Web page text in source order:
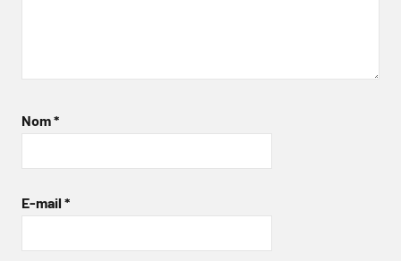
Nom*
E-mail *